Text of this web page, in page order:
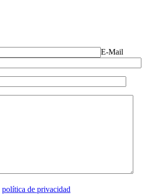
E-Mail
política de privacidad